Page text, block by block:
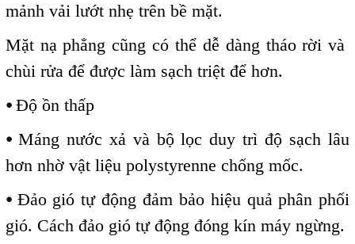
mảnh vải lướt nhẹ trên bề mặt.
Mặt nạ phẳng cũng có thể dễ dàng tháo rời và
chùi rửa để được làm sạch triệt để hơn.
⦁ Độ ồn thấp
⦁ Máng nước xả và bộ lọc duy trì độ sạch lâu
hơn nhờ vật liệu polystyrenne chống mốc.
⦁ Đảo gió tự động đảm bảo hiệu quả phân phối
gió. Cách đảo gió tự động đóng kín máy ngừng.